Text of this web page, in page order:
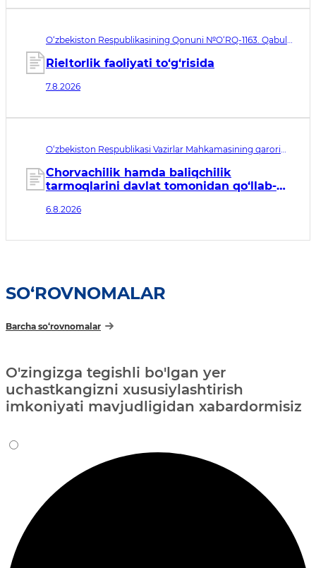
O‘zbekiston Respublikasining Qonuni №O‘RQ-1163. Qabul
Rieltorlik faoliyati to‘g‘risida
7.8.2026
O‘zbekiston Respublikasi Vazirlar Mahkamasining qarori
sanasi 07.08.2026
Chorvachilik hamda baliqchilik
tarmoqlarini davlat tomonidan qo‘llab-
tadbirlari to‘g‘risida
6.8.2026
SO‘ROVNOMALAR
Barcha so‘rovnomalar
O'zingizga tegishli bo'lgan yer
uchastkangizni xususiylashtirish
imkoniyati mavjudligidan xabardormisiz